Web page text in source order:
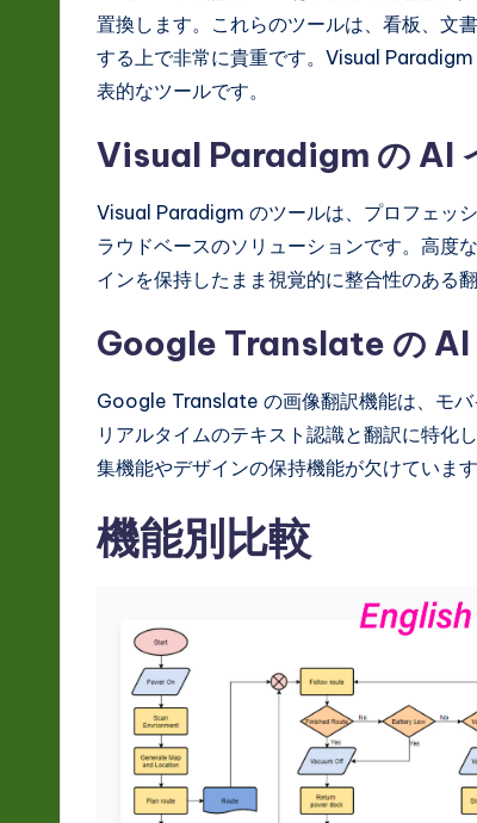
in
ft
w
置換します。これらのツールは、看板、文
する上で非常に貴重です。Visual
表的なツールです。
Visual Paradigm の AI
Visual Paradigm のツールは、プロフェッ
ラウドベースのソリューションです。高度
インを保持したまま視覚的に整合性のある
Google Translate の AI
Google Translate の画像翻訳機能は、モバ
リアルタイムのテキスト認識と翻訳に特化
集機能やデザインの保持機能が欠けています
機能別比較